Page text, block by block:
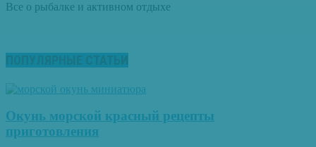
Все о рыбалке и активном отдыхе
ПОПУЛЯРНЫЕ СТАТЬИ
Окунь морской красный рецепты
приготовления